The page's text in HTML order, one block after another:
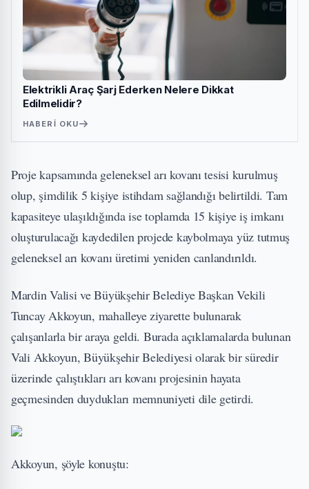
Elektrikli Araç Şarj Ederken Nelere Dikkat
Edilmelidir?
HABERI OKU
Proje kapsamında geleneksel arı kovanı tesisi kurulmuş
olup, şimdilik 5 kişiye istihdam sağlandığı belirtildi. Tam
kapasiteye ulaşıldığında ise toplamda 15 kişiye iş imkanı
oluşturulacağı kaydedilen projede kaybolmaya yüz tutmuş
geleneksel arı kovanı üretimi yeniden canlandırıldı.
Mardin Valisi ve Büyükşehir Belediye Başkan Vekili
Tuncay Akkoyun, mahalleye ziyarette bulunarak
çalışanlarla bir araya geldi. Burada açıklamalarda bulunan
Vali Akkoyun, Büyükşehir Belediyesi olarak bir süredir
üzerinde çalıştıkları arı kovanı projesinin hayata
geçmesinden duydukları memnuniyeti dile getirdi.
Akkoyun, şöyle konuştu: